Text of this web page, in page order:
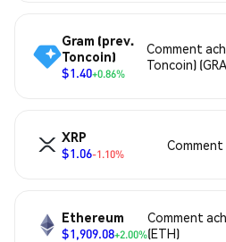
Gram (prev.
Toncoin)
$1.40+0.86%
Comment
Toncoin)
XRP
$1.06-1.10%
Comment
Ethereum
$1,909.08+2.00%
Comment
(ETH)